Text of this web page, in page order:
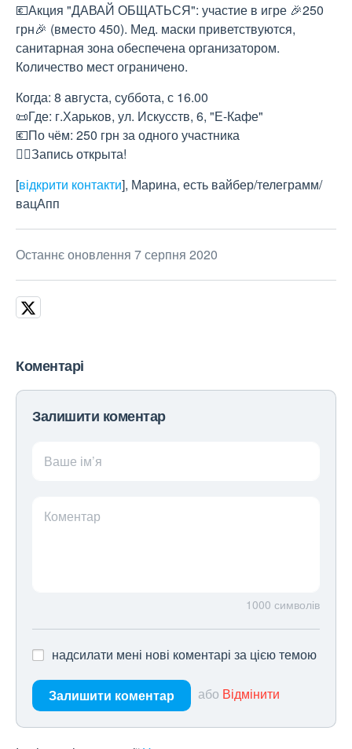
💶Акция "ДАВАЙ ОБЩАТЬСЯ": участие в игре 🎉250
грн🎉 (вместо 450). Мед. маски приветствуются,
санитарная зона обеспечена организатором.
Количество мест ограничено.
Когда: 8 августа, суббота, с 16.00
📜Где: г.Харьков, ул. Искусств, 6, "Е-Кафе"
💶По чём: 250 грн за одного участника
✍🏻Запись открыта!
[відкрити контакти], Марина, есть вайбер/телеграмм/
вацАпп
Останнє оновлення 7 серпня 2020
Коментарі
Залишити коментар
Ваше ім’я
Коментар
1000 символів
надсилати мені нові коментарі за цією темою
Залишити коментар або Відмінити